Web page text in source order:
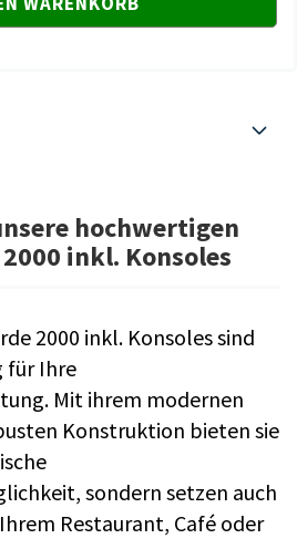
hochwertigen
inkl. Konsoles
2000 inkl. Konsoles sind
für Ihre
Mit ihrem modernen
Konstruktion bieten sie
sondern setzen auch
Restaurant, Café oder